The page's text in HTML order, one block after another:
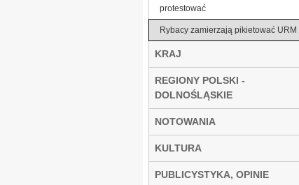
protestować
Rybacy zamierzają pikietować URM
KRAJ
REGIONY POLSKI -
DOLNOŚLĄSKIE
NOTOWANIA
KULTURA
PUBLICYSTYKA, OPINIE